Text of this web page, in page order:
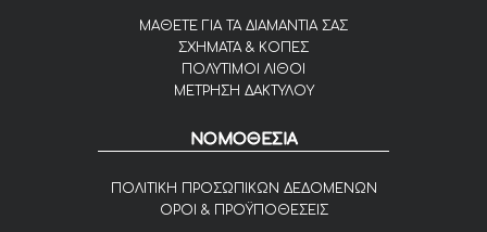
ΜΑΘΕΤΕ ΓΙΑ ΤΑ ΔΙΑΜΑΝΤΙΑ ΣΑΣ
ΣΧΗΜΑΤΑ & ΚΟΠΕΣ
ΠΟΛΥΤΙΜΟΙ ΛΙΘΟΙ
ΜΕΤΡΗΣΗ ΔΑΚΤΥΛΟΥ
ΝΟΜΟΘΕΣΙΑ
ΠΟΛΙΤΙΚΗ ΠΡΟΣΩΠΙΚΩΝ ΔΕΔΟΜΕΝΩΝ
ΟΡΟΙ & ΠΡΟΫΠΟΘΕΣΕΙΣ